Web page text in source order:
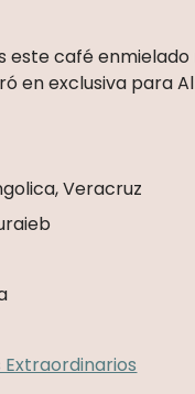
este café enmielado
en exclusiva para
Veracruz